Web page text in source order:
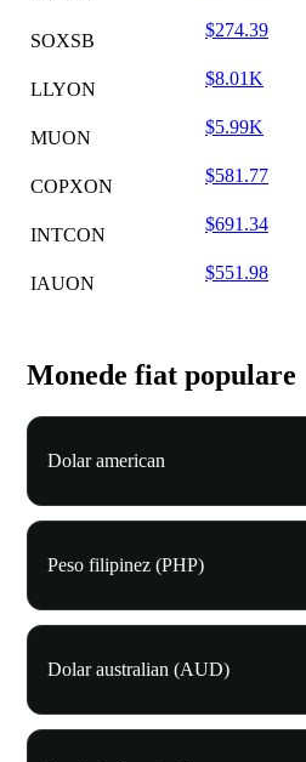
SOXSB
$274.39
LLYON
$8.01K
MUON
$5.99K
COPXON
$581.77
INTCON
$691.34
IAUON
$551.98
Monede fiat populare
Dolar american
Peso filipinez (PHP)
Dolar australian (AUD)